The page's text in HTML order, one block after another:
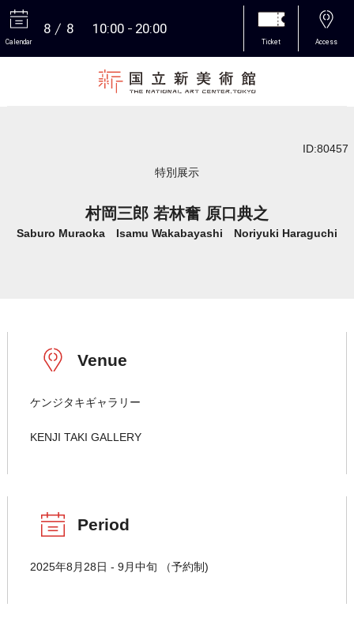
Calendar
8 8 10:00 20:00
Ticket Access
ID:80457
特別展示
村岡三郎 若林奮 原口典之
Saburo Muraoka Isamu Wakabayashi Noriyuki Haraguchi
Venue
ケンジタキギャラリー
KENJI TAKI GALLERY
Period
2025年8月28日 - 9月中旬 （予約制)